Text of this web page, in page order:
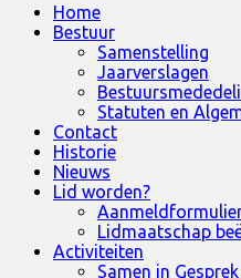
Home
Bestuur
Samenstelling
Jaarverslagen
Statuten en
Contact
Historie
Nieuws
Lid worden?
Lidmaatschap
Activiteiten
Samen in